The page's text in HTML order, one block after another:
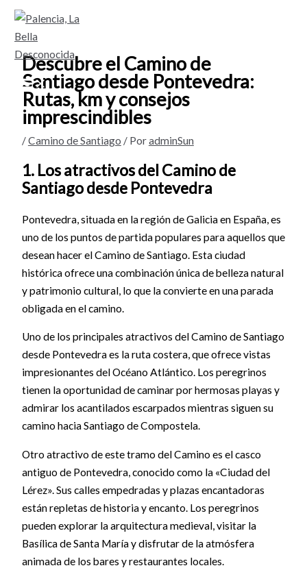
contenido
Descubre el Camino de
Santiago desde Pontevedra:
Rutas, km y consejos
imprescindibles
/Camino de Santiago / PoradminSun
1. Los atractivos del Camino de
Santiago desde Pontevedra
Pontevedra, situada en la región de Galicia en España, es
uno de los puntos de partida populares para aquellos que
desean hacer el Camino de Santiago. Esta ciudad
histórica ofrece una combinación única de belleza natural
y patrimonio cultural, lo que la convierte en una parada
obligada en el camino.
Uno de los principales atractivos del Camino de Santiago
desde Pontevedra es la ruta costera, que ofrece vistas
impresionantes del Océano Atlántico. Los peregrinos
tienen la oportunidad de caminar por hermosas playas y
admirar los acantilados escarpados mientras siguen su
camino hacia Santiago de Compostela.
Otro atractivo de este tramo del Camino es el casco
antiguo de Pontevedra, conocido como la «Ciudad del
Lérez». Sus calles empedradas y plazas encantadoras
están repletas de historia y encanto. Los peregrinos
pueden explorar la arquitectura medieval, visitar la
Basílica de Santa María y disfrutar de la atmósfera
animada de los bares y restaurantes locales.